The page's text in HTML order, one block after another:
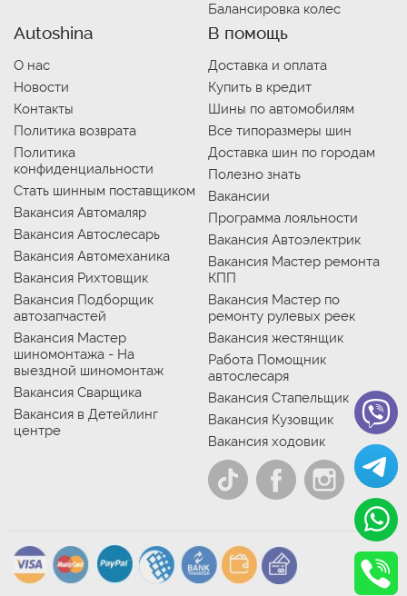
Балансировка колес
Autoshina
О нас
Новости
Контакты
Политика возврата
Политика
конфиденциальности
Стать шинным поставщиком
Вакансия Автомаляр
Вакансия Автослесарь
Вакансия Автомеханика
Вакансия Рихтовщик
Вакансия Подборщик
автозапчастей
Вакансия Мастер
шиномонтажа - На
выездной шиномонтаж
Вакансия Сварщика
Вакансия в Детейлинг
центре
В помощь
Доставка и оплата
Купить в кредит
Шины по автомобилям
Все типоразмеры шин
Доставка шин по городам
Полезно знать
Вакансии
Программа лояльности
Вакансия Автоэлектрик
Вакансия Мастер ремонта
КПП
Вакансия Мастер по
ремонту рулевых реек
Вакансия жестянщик
Работа Помощник
автослесаря
Вакансия Стапельщик
Вакансия Кузовщик
Вакансия ходовик